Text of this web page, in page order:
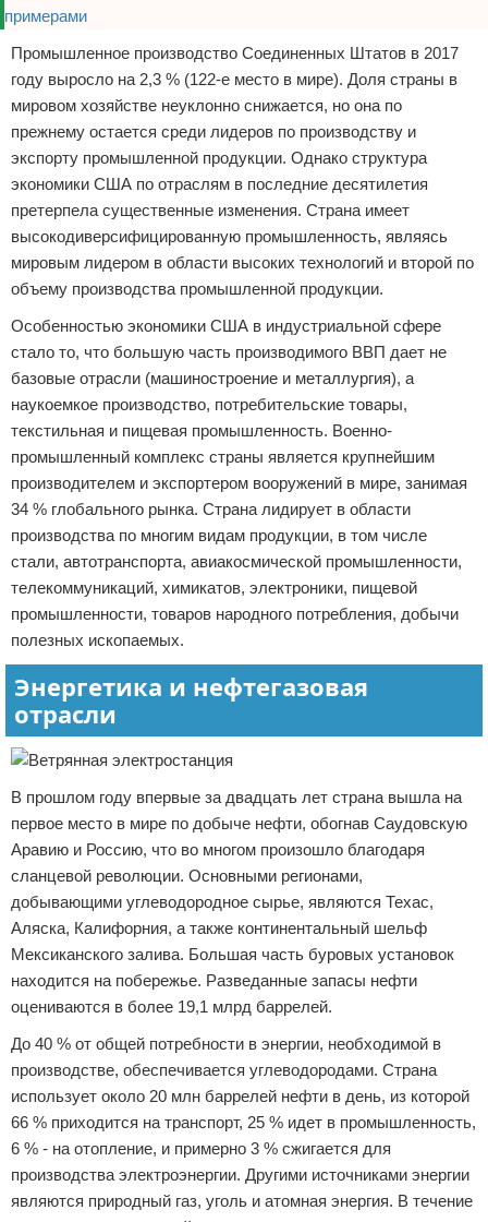
Промышленное производство Соединенных Штатов в 2017
году выросло на 2,3 % (122-е место в мире). Доля страны в
мировом хозяйстве неуклонно снижается, но она по
прежнему остается среди лидеров по производству и
экспорту промышленной продукции. Однако структура
экономики США по отраслям в последние десятилетия
претерпела существенные изменения. Страна имеет
высокодиверсифицированную промышленность, являясь
мировым лидером в области высоких технологий и второй по
объему производства промышленной продукции.
Особенностью экономики США в индустриальной сфере
стало то, что большую часть производимого ВВП дает не
базовые отрасли (машиностроение и металлургия), а
наукоемкое производство, потребительские товары,
текстильная и пищевая промышленность. Военно-
промышленный комплекс страны является крупнейшим
производителем и экспортером вооружений в мире, занимая
34 % глобального рынка. Страна лидирует в области
производства по многим видам продукции, в том числе
стали, автотранспорта, авиакосмической промышленности,
телекоммуникаций, химикатов, электроники, пищевой
промышленности, товаров народного потребления, добычи
полезных ископаемых.
Энергетика и нефтегазовая
отрасли
В прошлом году впервые за двадцать лет страна вышла на
первое место в мире по добыче нефти, обогнав Саудовскую
Аравию и Россию, что во многом произошло благодаря
сланцевой революции. Основными регионами,
добывающими углеводородное сырье, являются Техас,
Аляска, Калифорния, а также континентальный шельф
Мексиканского залива. Большая часть буровых установок
находится на побережье. Разведанные запасы нефти
оцениваются в более 19,1 млрд баррелей.
До 40 % от общей потребности в энергии, необходимой в
производстве, обеспечивается углеводородами. Страна
использует около 20 млн баррелей нефти в день, из которой
66 % приходится на транспорт, 25 % идет в промышленность,
6 % - на отопление, и примерно 3 % сжигается для
производства электроэнергии. Другими источниками энергии
являются природный газ, уголь и атомная энергия. В течение